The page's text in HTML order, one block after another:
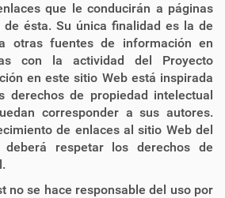
que le conducirán a páginas
de ésta. Su única finalidad es la de
otras fuentes de información en
con la actividad del Proyecto
en este sitio Web está inspirada
derechos de propiedad intelectual
corresponder a sus autores.
de enlaces al sitio Web del
deberá respetar los derechos de
no se hace responsable del uso por